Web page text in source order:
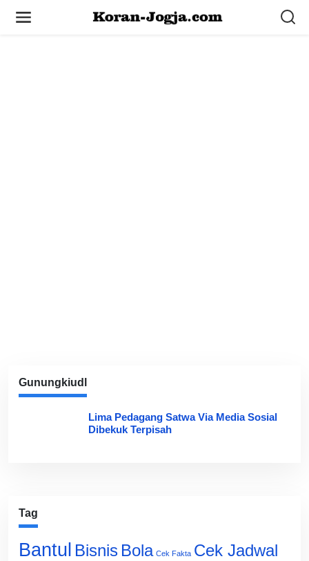
Gunungkiudl
Lima Pedagang Satwa Via Media Sosial
Dibekuk Terpisah
Tag
Bantul Bisnis Bola Cek Fakta Cek Jadwal